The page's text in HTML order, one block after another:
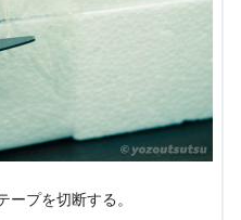
ープを切断する。